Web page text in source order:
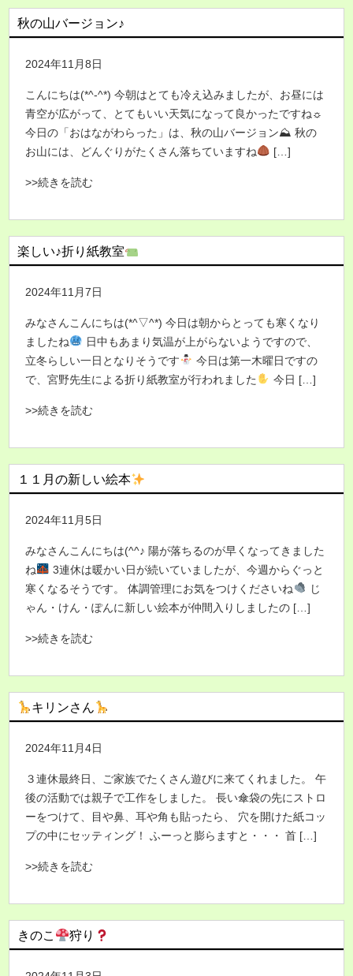
秋の山バージョン♪
2024年11月8日
こんにちは(*^-^*) 今朝はとても冷え込みましたが、お昼には
青空が広がって、とてもいい天気になって良かったですね☼
今日の「おはながわらった」は、秋の山バージョン⛰ 秋の
お山には、どんぐりがたくさん落ちていますね
[…]
>>続きを読む
楽しい♪折り紙教室
2024年11月7日
みなさんこんにちは(*^▽^*) 今日は朝からとっても寒くなり
ましたね
日中もあまり気温が上がらないようですので、
立冬らしい一日となりそうです
今日は第一木曜日ですの
で、宮野先生による折り紙教室が行われました
今日 […]
>>続きを読む
１１月の新しい絵本
2024年11月5日
みなさんこんにちは(^^♪ 陽が落ちるのが早くなってきました
ね
3連休は暖かい日が続いていましたが、今週からぐっと
寒くなるそうです。 体調管理にお気をつけくださいね
じ
ゃん・けん・ぽんに新しい絵本が仲間入りしましたの […]
>>続きを読む
キリンさん
2024年11月4日
３連休最終日、ご家族でたくさん遊びに来てくれました。 午
後の活動では親子で工作をしました。 長い傘袋の先にストロ
ーをつけて、目や鼻、耳や角も貼ったら、 穴を開けた紙コッ
プの中にセッティング！ ふーっと膨らますと・・・ 首 […]
>>続きを読む
きのこ 狩り